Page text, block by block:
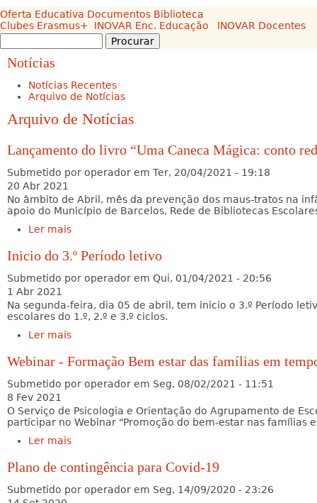
Oferta Educativa Documentos Biblioteca
Clubes Erasmus+ INOVAR Enc. Educação INOVAR Docentes
Formulário de procura
Notícias
Notícias Recentes
Arquivo de Notícias
Arquivo de Notícias
Lançamento do livro “Uma Caneca Mágica: conto
Submetido por operador em Ter, 20/04/2021 - 19:18
20 Abr 2021
No âmbito de Abril, mês da prevenção dos maus-tratos na
apoio do Município de Barcelos, Rede de Bibliotecas
Ler mais
Inicio do 3.º Período letivo
Submetido por operador em Qui, 01/04/2021 - 20:56
1 Abr 2021
Na segunda-feira, dia 05 de abril, tem inicio o 3.º Período
escolares do 1.º, 2.º e 3.º ciclos.
Ler mais
Webinar - Formação Bem estar das famílias em
Submetido por operador em Seg, 08/02/2021 - 11:51
8 Fev 2021
O Serviço de Psicologia e Orientação do Agrupamento de
participar no Webinar "Promoção do bem-estar nas famílias
Ler mais
Plano de contingência para Covid-19
Submetido por operador em Seg, 14/09/2020 - 23:26